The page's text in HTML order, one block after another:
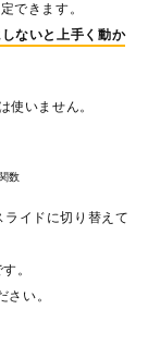
できます。
ないと上手く動か
いません。
数
イドに切り替えて
。
さい。